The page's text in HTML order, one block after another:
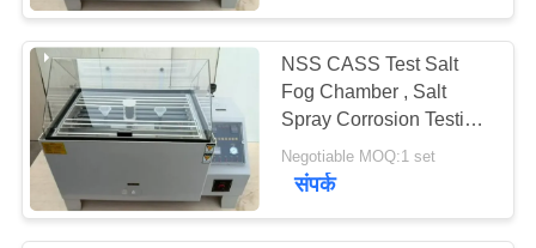
NSS CASS Test Salt
Fog Chamber , Salt
Spray Corrosion Testing
Equipment
Negotiable MOQ:1 set
संपर्क